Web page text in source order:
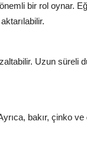
bir rol oynar.
Uzun süreli
bakır, çinko